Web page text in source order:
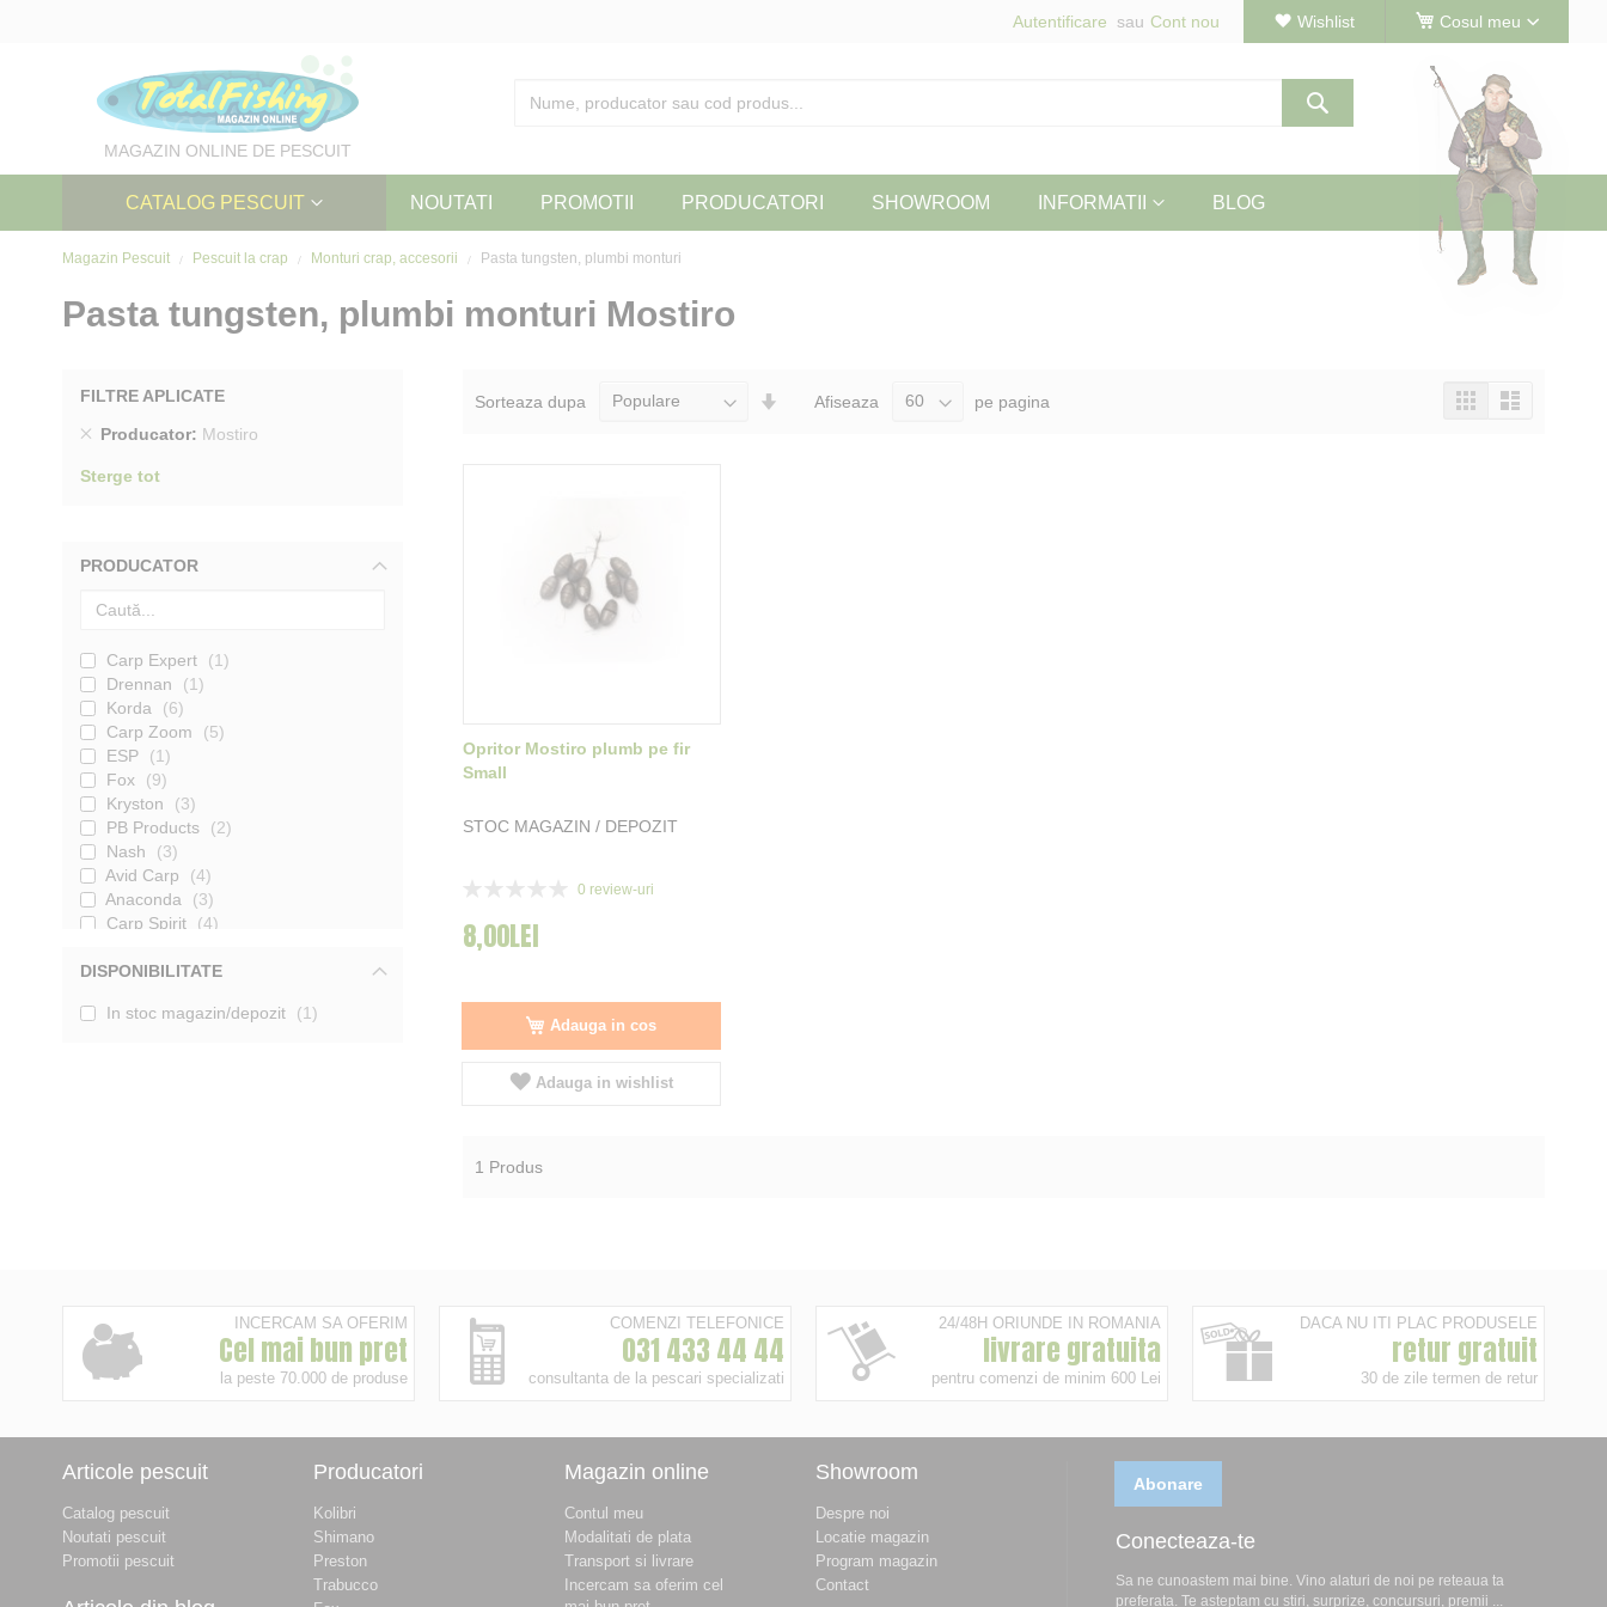
Cosul meu
Wishlist
Autentificare Cont nou
MAGAZIN ONLINE DE PESCUIT
CATALOG PESCUIT NOUTATI PROMOTII PRODUCATORI SHOWROOM INFORMATII BLOG
Magazin Pescuit Pescuit la crap Monturi crap, accesorii Pasta tungsten, plumbi monturi
Pasta tungsten, plumbi monturi Mostiro
Sorteaza dupa
SeteazaAfiseaza pe pagina
Vizualizeaza
ca
TabelLista
Opritor Mostiro plumb pe fir
Small
STOC MAGAZIN / DEPOZIT
0 review-uri
8,00LEI
Adauga in cos
Adauga in wishlist
1 Produs
FILTRE APLICATE
Producator
Mostiro
Sterge
Sterge tot
PRODUCATOR
Carp Expert
1
Drennan
1
Korda
6
Carp Zoom
5
ESP
1
Fox
9
Kryston
3
PB Products
2
Nash
3
Avid Carp
4
Anaconda
3
Carp Spirit
4
Strategy
4
NGT
2
DISPONIBILITATE
In stoc magazin/depozit 1
INCERCAM SA OFERIM
Cel mai bun pret
la peste 70.000 de produse
COMENZI TELEFONICE
031 433 44 44
consultanta de la pescari specializati
24/48H ORIUNDE IN ROMANIA
livrare gratuita
pentru comenzi de minim 600 Lei
DACA NU ITI PLAC PRODUSELE
retur gratuit
30 de zile termen de retur
Articole pescuit
Catalog pescuit
Noutati pescuit
Promotii pescuit
Producatori
Kolibri
Shimano
Preston
Trabucco
Magazin online
Contul meu
Modalitati de plata
Transport si livrare
Incercam sa oferim cel
Showroom
Despre noi
Locatie magazin
Program magazin
Contact
Abonare
Conecteaza-te
Sa ne cunoastem mai bine. Vino alaturi de noi pe reteaua ta
preferata. Te asteptam cu stiri, surprize, concursuri, premii ...